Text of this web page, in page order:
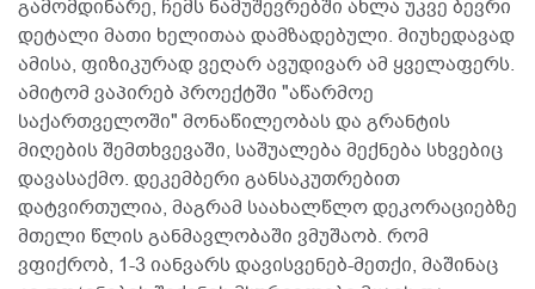
გამომდინარე, ჩემს ნამუშევრებში ახლა უკვე ბევრი
დეტალი მათი ხელითაა დამზადებული. მიუხედავად
ამისა, ფიზიკურად ვეღარ ავუდივარ ამ ყველაფერს.
ამიტომ ვაპირებ პროექტში "აწარმოე
საქართველოში" მონაწილეობას და გრანტის
მიღების შემთხვევაში, საშუალება მექნება სხვებიც
დავასაქმო. დეკემბერი განსაკუთრებით
დატვირთულია, მაგრამ საახალწლო დეკორაციებზე
მთელი წლის განმავლობაში ვმუშაობ. რომ
ვფიქრობ, 1-3 იანვარს დავისვენებ-მეთქი, მაშინაც